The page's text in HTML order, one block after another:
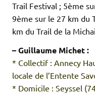
Trail Festival ; 5ème
9ème sur le 27 km du
km du Trail de la
– Guillaume Michet :
* Collectif : Annecy
locale de l’Entente
* Domicile : Seyssel